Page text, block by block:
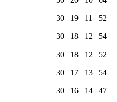
30 19 11 52
30 18 12 54
30 18 12 52
30 17 13 54
30 16 14 47